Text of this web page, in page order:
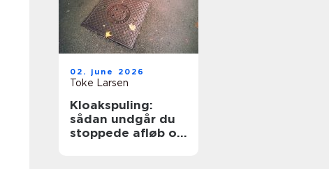
02. june 2026
Toke Larsen
Kloakspuling:
sådan undgår du
stoppede afløb og